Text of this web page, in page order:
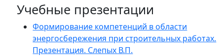
Учебные презентации
Формирование компетенций в области
энергосбережения при строительных работах.
Презентация. Слепых В.П.